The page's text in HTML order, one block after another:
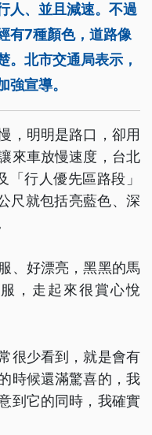
人、並且減速。不過
有7種顏色，道路像
。北市交通局表示，
宣導。
，明明是路口，卻用
來車放慢速度，台北
行人優先區路段」
尺就包括亮藍色、深
、好漂亮，黑黑的馬
，走起來很賞心悅
很少看到，就是會有
時候還滿驚喜的，我
到它的同時，我確實